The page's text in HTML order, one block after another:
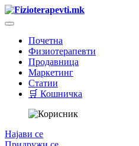
Почетна
Физиотерапевти
Продавница
Маркетинг
Статии
🛒 Кошничка
Најави се